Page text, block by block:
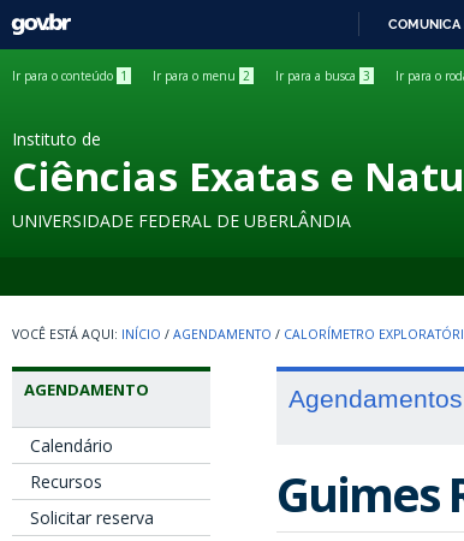
GOVBR
COMUNICA
Ir para o conteúdo 1 Ir para o menu 2 Ir para a busca 3 Ir para o
Instituto de
Ciências Exatas e
UNIVERSIDADE FEDERAL DE UBERLÂNDIA
INÍCIO / AGENDAMENTO / CALORÍMETRO
AGENDAMENTO
Calendário
Recursos
Solicitar reserva
Agendamentos
Guimes